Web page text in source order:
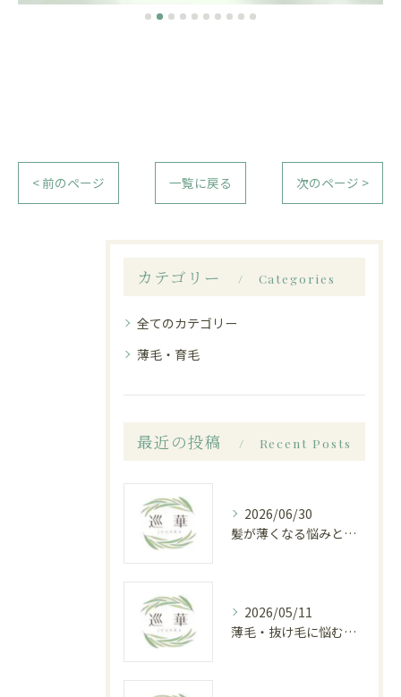
< 前のページ 一覧に戻る 次のページ >
カテゴリー Categories
全てのカテゴリー
薄毛・育毛
最近の投稿 Recent Posts
2026/06/30
髪が薄くなる悩みと白髪染めのジレンマ｜白山市八ツ矢町の育毛専門サロンで根本改善
2026/05/11
薄毛・抜け毛に悩むあなたへ 白山市八ツ矢町の育毛専門サロン「巡華」で叶える根本改善